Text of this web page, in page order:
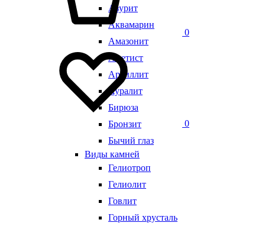
Азурит
Аквамарин
Амазонит
Аметист
Аргиллит
Ауралит
Бирюза
Бронзит
Бычий глаз
Виды камней
Гелиотроп
Гелиолит
Говлит
Горный хрусталь
0
0